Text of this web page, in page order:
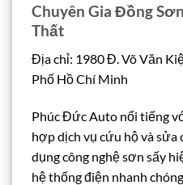
Chuyên Gia Đồng
Thất
Địa chỉ: 1980 Đ. Võ Văn
Phố Hồ Chí Minh
Phúc Đức Auto nổi tiếng
hợp dịch vụ cứu hộ và sửa
dụng công nghệ sơn sấy
hệ thống điện nhanh